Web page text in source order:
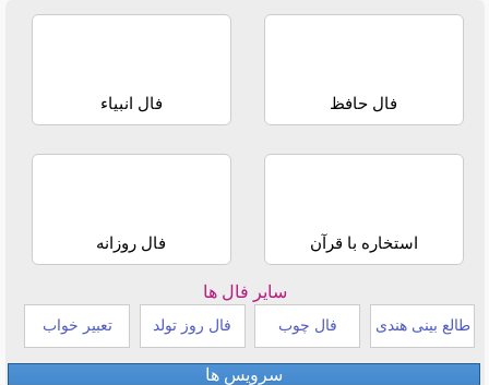
فال حافظ فال انبیاء
استخاره با قرآن فال روزانه
سایر فال ها
طالع بینی هندی فال چوب فال روز تولد تعبیر خواب
سرویس ها